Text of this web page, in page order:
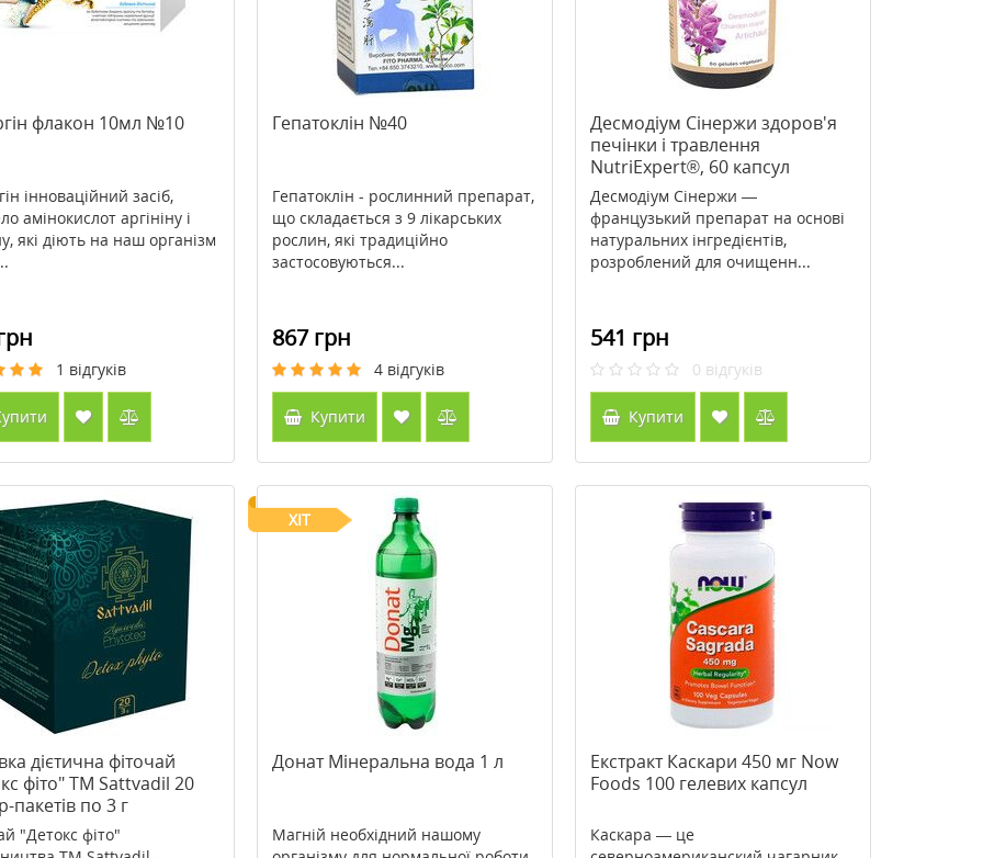
флакон 10мл №10
інноваційний засіб,
амінокислот аргініну і
які діють на наш організм
1 відгуків
Гепатоклін №40
Гепатоклін - рослинний препарат,
що складається з 9 лікарських
рослин, які традиційно
застосовуються...
867 грн
4 відгуків
Купити
Десмодіум Сінержи здоров'я
печінки і травлення
NutriExpert®, 60 капсул
Десмодіум Сінержи —
французький препарат на основі
натуральних інгредієнтів,
розроблений для очищенн...
541 грн
0 відгуків
Купити
дієтична фіточай
фіто" ТМ Sattvadil 20
пакетів по 3 г
"Детокс фіто"
ХІТ
Донат Мінеральна вода 1 л
Магній необхідний нашому
Екстракт Каскари 450 мг Now
Foods 100 гелевих капсул
Каскара — це